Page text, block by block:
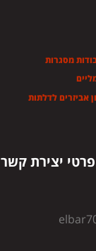
פרטי יצירת קשר
מסגרות
אביזרים לדלתות